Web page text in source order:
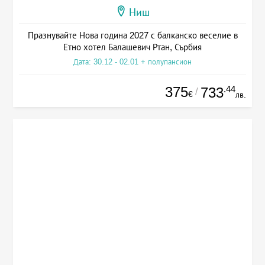
Ниш
Празнувайте Нова година 2027 с балканско веселие в
Етно хотел Балашевич Ртан, Сърбия
Дата: 30.12 - 02.01 + полупансион
375€ / 733.44
лв.